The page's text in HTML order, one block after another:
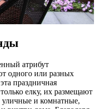
атрибут
одного или разных
праздничная
елку, их размещают
и комнатные,